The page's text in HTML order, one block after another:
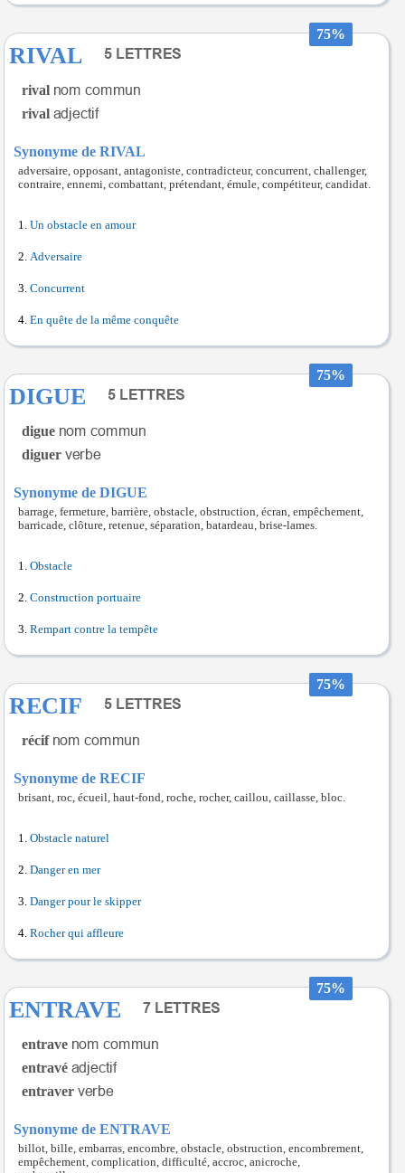
75%
RIVAL
rival
rival
Synonyme de RIVAL
adversaire, opposant, antagoniste, contradicteur, concurrent, challenger,
contraire, ennemi, combattant, prétendant, émule, compétiteur, candidat.
Un obstacle en amour
Adversaire
Concurrent
En quête de la même conquête
75%
DIGUE
digue
diguer
Synonyme de DIGUE
barrage, fermeture, barrière, obstacle, obstruction, écran, empêchement,
barricade, clôture, retenue, séparation, batardeau, brise-lames.
Obstacle
Construction portuaire
Rempart contre la tempête
75%
RECIF
récif
Synonyme de RECIF
brisant, roc, écueil, haut-fond, roche, rocher, caillou, caillasse, bloc.
Obstacle naturel
Danger en mer
Danger pour le skipper
Rocher qui affleure
75%
ENTRAVE
entrave
entravé
entraver
Synonyme de ENTRAVE
billot, bille, embarras, encombre, obstacle, obstruction, encombrement,
empêchement, complication, difficulté, accroc, anicroche,